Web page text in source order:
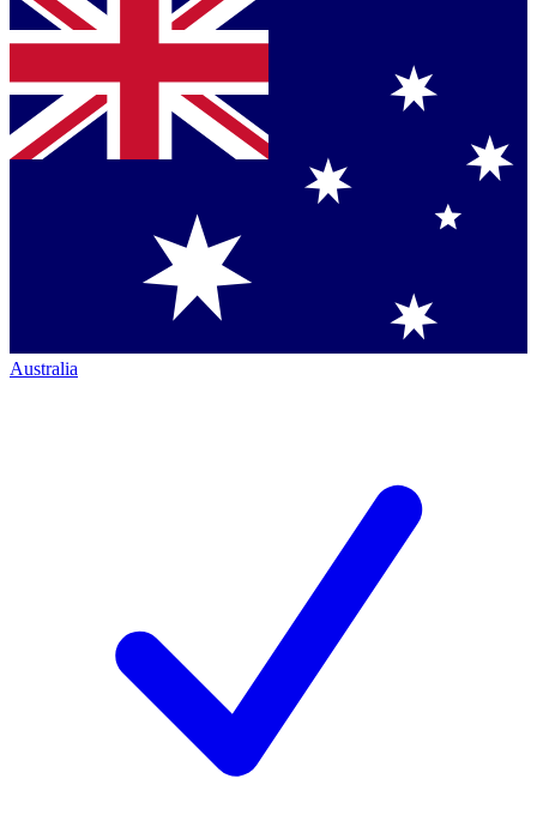
Australia